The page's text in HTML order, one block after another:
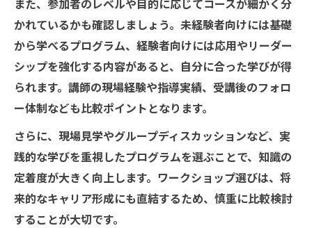
施工管理ワークショップで工程管理を学ぶ
利点
品質管理に強くなる施工管理スキルの磨き
方
施工管理の現場で活かす工程・品質チェッ
また、参加者のレベルや目的に応じてコースが細かく分
かれているかも確認しましょう。未経験者向けには基礎
から学べるプログラム、経験者向けには応用やリーダー
シップを強化する内容があると、自分に合った学びが得
られます。講師の現場経験や指導実績、受講後のフォロ
ー体制なども比較ポイントとなります。
さらに、現場見学やグループディスカッションなど、実
践的な学びを重視したプログラムを選ぶことで、知識の
定着度が大きく向上します。ワークショップ選びは、将
来的なキャリア形成にも直結するため、慎重に比較検討
することが大切です。